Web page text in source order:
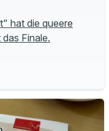
hat die queere
Finale.